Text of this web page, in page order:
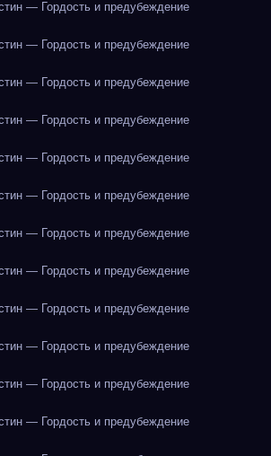
— Гордость и предубеждение
— Гордость и предубеждение
— Гордость и предубеждение
— Гордость и предубеждение
— Гордость и предубеждение
— Гордость и предубеждение
— Гордость и предубеждение
— Гордость и предубеждение
— Гордость и предубеждение
— Гордость и предубеждение
— Гордость и предубеждение
— Гордость и предубеждение